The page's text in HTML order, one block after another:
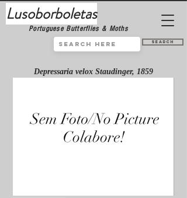
Lusoborboletas
Portuguese Butterflies & Moths
Search
Depressaria velox Staudinger, 1859